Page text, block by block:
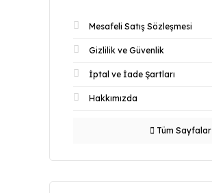
Mesafeli Satış Sözleşmesi
Gizlilik ve Güvenlik
İptal ve İade Şartları
Hakkımızda
Tüm Sayfalar